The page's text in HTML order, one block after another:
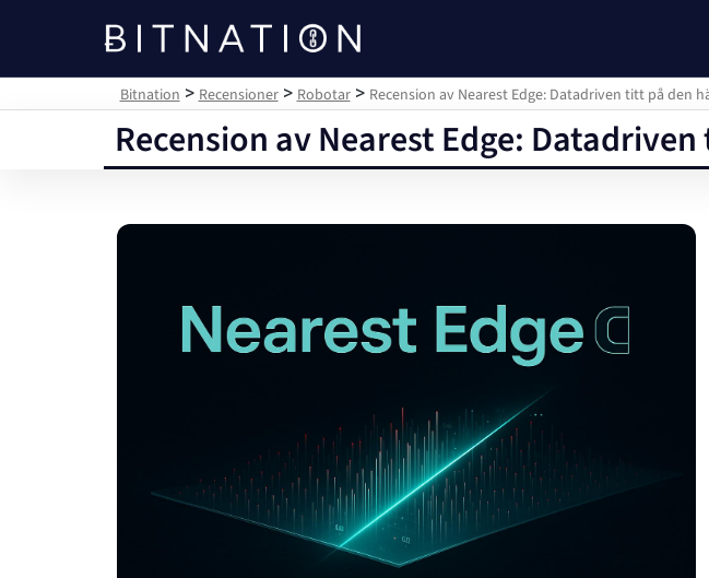
Bitnation
Bitnation >Recensioner>Robotar> Recension av Nearest Edge: Datadriven titt på den
Recension av Nearest Edge: